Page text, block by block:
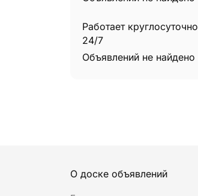
Работает круглосуточно
24/7
Объявлений не найдено
О доске объявлений